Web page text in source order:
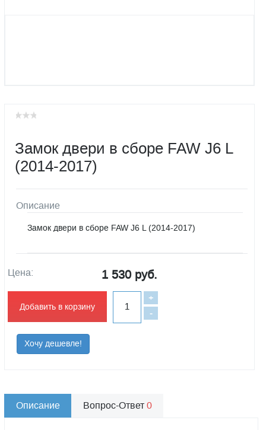
Замок двери в сборе FAW J6 L
(2014-2017)
Описание
Замок двери в сборе FAW J6 L (2014-2017)
Цена: 1 530 руб.
Добавить в корзину
-
+
Хочу дешевле!
Описание Вопрос-Ответ0